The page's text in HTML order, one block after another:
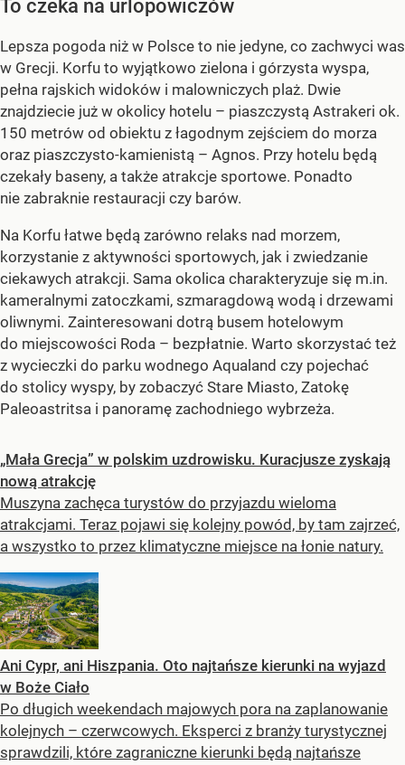
To czeka na urlopowiczów
Lepsza pogoda niż w Polsce to nie jedyne, co zachwyci was
w Grecji. Korfu to wyjątkowo zielona i górzysta wyspa,
pełna rajskich widoków i malowniczych plaż. Dwie
znajdziecie już w okolicy hotelu – piaszczystą Astrakeri ok.
150 metrów od obiektu z łagodnym zejściem do morza
oraz piaszczysto-kamienistą – Agnos. Przy hotelu będą
czekały baseny, a także atrakcje sportowe. Ponadto
nie zabraknie restauracji czy barów.
Na Korfu łatwe będą zarówno relaks nad morzem,
korzystanie z aktywności sportowych, jak i zwiedzanie
ciekawych atrakcji. Sama okolica charakteryzuje się m.in.
kameralnymi zatoczkami, szmaragdową wodą i drzewami
oliwnymi. Zainteresowani dotrą busem hotelowym
do miejscowości Roda – bezpłatnie. Warto skorzystać też
z wycieczki do parku wodnego Aqualand czy pojechać
do stolicy wyspy, by zobaczyć Stare Miasto, Zatokę
Paleoastritsa i panoramę zachodniego wybrzeża.
„Mała Grecja” w polskim uzdrowisku. Kuracjusze zyskają
nową atrakcję
Muszyna zachęca turystów do przyjazdu wieloma
atrakcjami. Teraz pojawi się kolejny powód, by tam zajrzeć,
a wszystko to przez klimatyczne miejsce na łonie natury.
Ani Cypr, ani Hiszpania. Oto najtańsze kierunki na wyjazd
w Boże Ciało
Po długich weekendach majowych pora na zaplanowanie
kolejnych – czerwcowych. Eksperci z branży turystycznej
sprawdzili, które zagraniczne kierunki będą najtańsze